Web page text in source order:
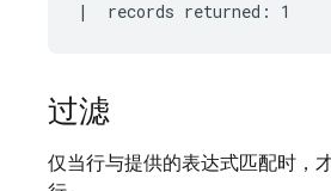
过滤
仅当行与提供的表达式匹配时，